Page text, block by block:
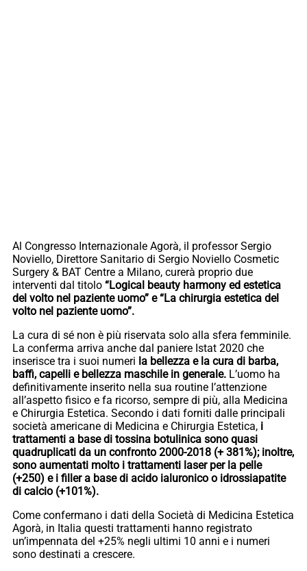
Al Congresso Internazionale Agorà, il professor Sergio
Noviello, Direttore Sanitario di Sergio Noviello Cosmetic
Surgery & BAT Centre a Milano, curerà proprio due
interventi dal titolo “Logical beauty harmony ed estetica
del volto nel paziente uomo” e “La chirurgia estetica del
volto nel paziente uomo”.
La cura di sé non è più riservata solo alla sfera femminile.
La conferma arriva anche dal paniere Istat 2020 che
inserisce tra i suoi numeri la bellezza e la cura di barba,
baffi, capelli e bellezza maschile in generale. L’uomo ha
definitivamente inserito nella sua routine l’attenzione
all’aspetto fisico e fa ricorso, sempre di più, alla Medicina
e Chirurgia Estetica. Secondo i dati forniti dalle principali
società americane di Medicina e Chirurgia Estetica, i
trattamenti a base di tossina botulinica sono quasi
quadruplicati da un confronto 2000-2018 (+ 381%); inoltre,
sono aumentati molto i trattamenti laser per la pelle
(+250) e i filler a base di acido ialuronico o idrossiapatite
di calcio (+101%).
Come confermano i dati della Società di Medicina Estetica
Agorà, in Italia questi trattamenti hanno registrato
un’impennata del +25% negli ultimi 10 anni e i numeri
sono destinati a crescere.